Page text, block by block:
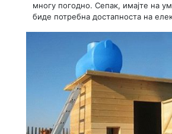
многу погодно. Сепак, имајте на
биде потребна достапноста на